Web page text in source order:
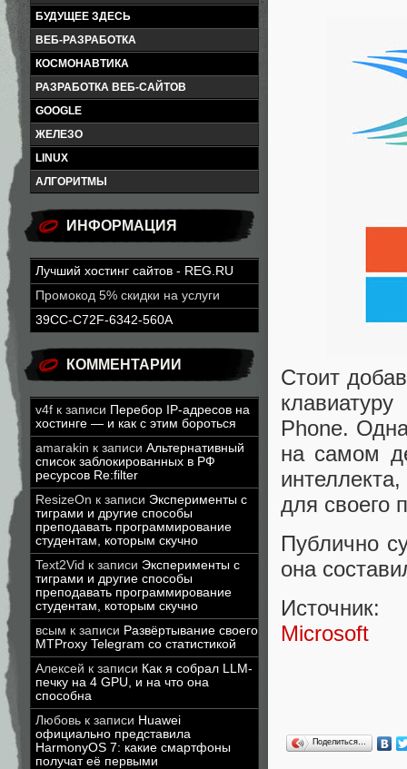
БУДУЩЕЕ ЗДЕСЬ
ВЕБ-РАЗРАБОТКА
КОСМОНАВТИКА
РАЗРАБОТКА ВЕБ-САЙТОВ
GOOGLE
ЖЕЛЕЗО
LINUX
АЛГОРИТМЫ
ИНФОРМАЦИЯ
Лучший хостинг сайтов - REG.RU
Промокод 5% скидки на услуги
39CC-C72F-6342-560A
КОММЕНТАРИИ
v4f к записи Перебор IP-адресов на
хостинге — и как с этим бороться
amarakin к записи Альтернативный
список заблокированных в РФ
ресурсов Re:filter
ResizeOn к записи Эксперименты с
тиграми и другие способы
преподавать программирование
студентам, которым скучно
Text2Vid к записи Эксперименты с
тиграми и другие способы
преподавать программирование
студентам, которым скучно
всым к записи Развёртывание своего
MTProxy Telegram со статистикой
Алексей к записи Как я собрал LLM-
печку на 4 GPU, и на что она
способна
Любовь к записи Huawei
официально представила
HarmonyOS 7: какие смартфоны
получат её первыми
Стоит
Phone.
на самом
для своего
Публично
она
Источник:
Microsoft
Поделиться…